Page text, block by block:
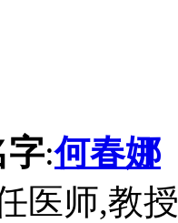
字:何春娜
医师,教授